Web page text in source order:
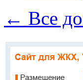
← Все